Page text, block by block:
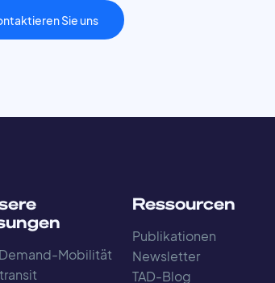
Sie uns
Mobilität
Ressourcen
Publikationen
Newsletter
TAD-Blog